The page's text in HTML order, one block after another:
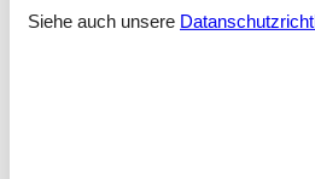
und Sandburgen bauen, beim
Siehe auch unsere